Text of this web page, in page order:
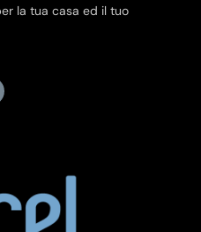
la tua casa ed il tuo